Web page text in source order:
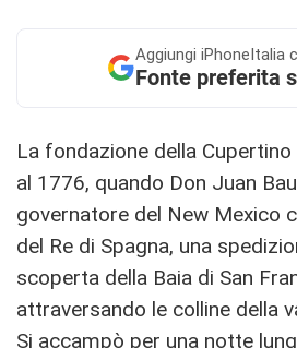
Aggiungi iPhoneItalia
Fonte preferita
La fondazione della
al 1776, quando Don Juan
governatore del New Mexico
del Re di Spagna, una
scoperta della Baia di San
attraversando le colline della
Si accampò per una notte